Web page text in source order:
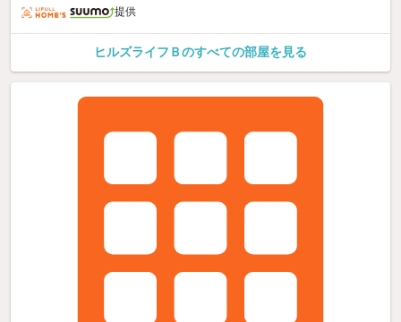
提供
ヒルズライフＢのすべての部屋を見る